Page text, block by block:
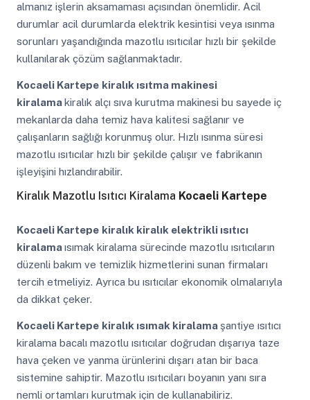
almanız işlerin aksamaması açısından önemlidir. Acil
durumlar acil durumlarda elektrik kesintisi veya ısınma
sorunları yaşandığında mazotlu ısıtıcılar hızlı bir şekilde
kullanılarak çözüm sağlanmaktadır.
Kocaeli Kartepe kiralık ısıtma makinesi
kiralamakiralık alçı sıva kurutma makinesi bu sayede iç
mekanlarda daha temiz hava kalitesi sağlanır ve
çalışanların sağlığı korunmuş olur. Hızlı ısınma süresi
mazotlu ısıtıcılar hızlı bir şekilde çalışır ve fabrikanın
işleyişini hızlandırabilir.
Kiralık Mazotlu Isıtıcı Kiralama Kocaeli Kartepe
Kocaeli Kartepe kiralık kiralık elektrikli ısıtıcı
kiralamaısımak kiralama sürecinde mazotlu ısıtıcıların
düzenli bakım ve temizlik hizmetlerini sunan firmaları
tercih etmeliyiz. Ayrıca bu ısıtıcılar ekonomik olmalarıyla
da dikkat çeker.
Kocaeli Kartepe kiralık ısımak kiralama şantiye ısıtıcı
kiralama bacalı mazotlu ısıtıcılar doğrudan dışarıya taze
hava çeken ve yanma ürünlerini dışarı atan bir baca
sistemine sahiptir. Mazotlu ısıtıcıları boyanın yanı sıra
nemli ortamları kurutmak için de kullanabiliriz.